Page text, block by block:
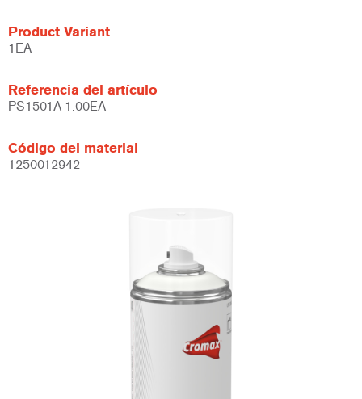
Product Variant
1EA
Referencia del artículo
PS1501A 1.00EA
Código del material
1250012942